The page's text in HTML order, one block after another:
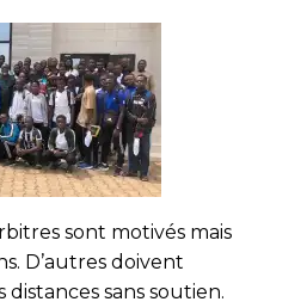
sont motivés mais
D’autres doivent
sans soutien.